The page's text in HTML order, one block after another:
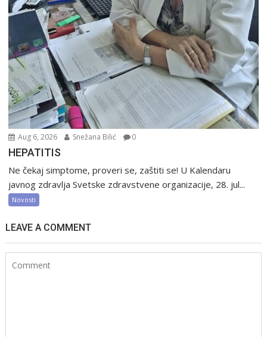
Aug 6, 2026 Snežana Bilić 0
HEPATITIS
Ne čekaj simptome, proveri se, zaštiti se! U Kalendaru
javnog zdravlja Svetske zdravstvene organizacije, 28. jul...
Novosti
LEAVE A COMMENT